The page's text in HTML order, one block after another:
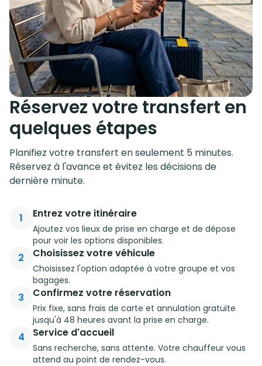
Réservez votre transfert en
quelques étapes
Planifiez votre transfert en seulement 5 minutes.
Réservez à l'avance et évitez les décisions de
dernière minute.
1 Entrez votre itinéraire
Ajoutez vos lieux de prise en charge et de dépose
pour voir les options disponibles.
2 Choisissez votre véhicule
Choisissez l'option adaptée à votre groupe et vos
bagages.
3 Confirmez votre réservation
Prix fixe, sans frais de carte et annulation gratuite
jusqu'à 48 heures avant la prise en charge.
4 Service d'accueil
Sans recherche, sans attente. Votre chauffeur vous
attend au point de rendez-vous.